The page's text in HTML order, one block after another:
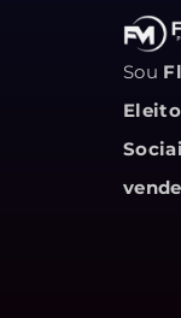
Sou